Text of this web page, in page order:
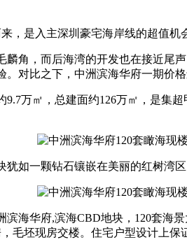
是入主深圳豪宅海岸线的超值机
，而后海湾的开发也在接近尾
对比之下，中洲滨海华府一期价
万㎡，总建面约126万㎡，是集
一颗钻石镶嵌在美丽的红树湾
华府,滨海CBD地块，120套海
毛坯现房交楼。住宅户型设计上